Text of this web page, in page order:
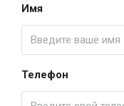
Имя
Телефон